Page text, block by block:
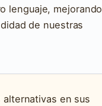
lenguaje, mejorando
de nuestras
alternativas en sus